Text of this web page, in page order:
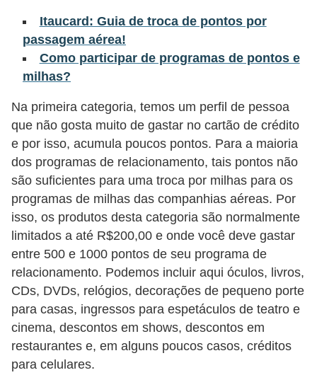
Itaucard: Guia de troca de pontos por
passagem aérea!
Como participar de programas de pontos e
milhas?
Na primeira categoria, temos um perfil de pessoa
que não gosta muito de gastar no cartão de crédito
e por isso, acumula poucos pontos. Para a maioria
dos programas de relacionamento, tais pontos não
são suficientes para uma troca por milhas para os
programas de milhas das companhias aéreas. Por
isso, os produtos desta categoria são normalmente
limitados a até R$200,00 e onde você deve gastar
entre 500 e 1000 pontos de seu programa de
relacionamento. Podemos incluir aqui óculos, livros,
CDs, DVDs, relógios, decorações de pequeno porte
para casas, ingressos para espetáculos de teatro e
cinema, descontos em shows, descontos em
restaurantes e, em alguns poucos casos, créditos
para celulares.
i
õ
s
f
i
n
a
n
e
i
r
a
s